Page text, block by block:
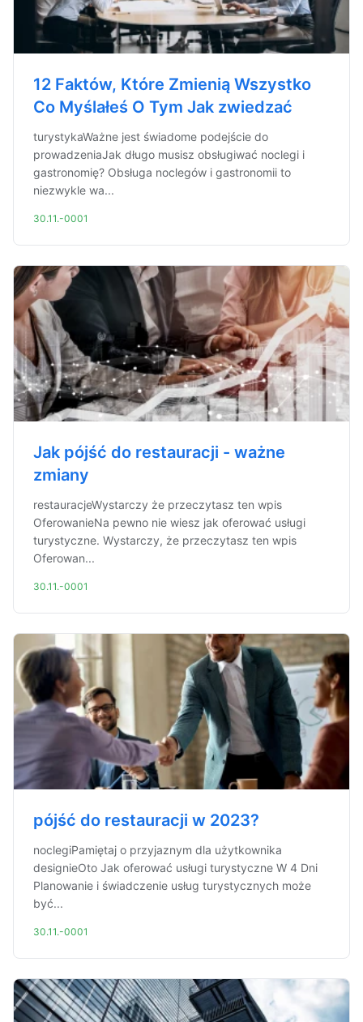
12 Faktów, Które Zmienią Wszystko
Co Myślałeś O Tym Jak zwiedzać
turystykaWażne jest świadome podejście do
prowadzeniaJak długo musisz obsługiwać noclegi i
gastronomię? Obsługa noclegów i gastronomii to
niezwykle wa...
30.11.-0001
Jak pójść do restauracji - ważne
zmiany
restauracjeWystarczy że przeczytasz ten wpis
OferowanieNa pewno nie wiesz jak oferować usługi
turystyczne. Wystarczy, że przeczytasz ten wpis
Oferowan...
30.11.-0001
pójść do restauracji w 2023?
noclegiPamiętaj o przyjaznym dla użytkownika
designieOto Jak oferować usługi turystyczne W 4 Dni
Planowanie i świadczenie usług turystycznych może
być...
30.11.-0001